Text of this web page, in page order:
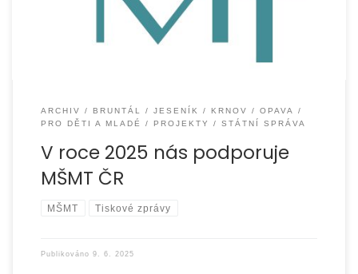
ARCHIV BRUNTÁL JESENÍK KRNOV
OPAVA
PRO DĚTI A MLADÉ
PROJEKTY STÁTNÍ SPRÁVA
V roce 2025 nás podporuje
MŠMT ČR
MŠMT Tiskové zprávy
Publikováno 9. 6. 2025